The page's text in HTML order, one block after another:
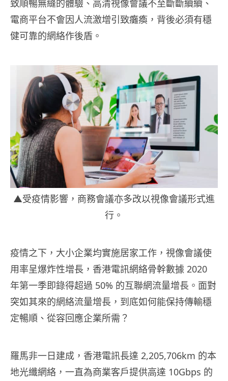
致順暢無縫的體驗、高清視像會議不至斷斷續續、
電商平台不會因人流激增引致癱瘓，背後必須有穩
健可靠的網絡作後盾。
▲受疫情影響，商務會議亦多改以視像會議形式進
行。
疫情之下，大小企業均實施居家工作，視像會議使
用率呈爆炸性增長，香港電訊網絡骨幹數據 2020
年第一季即錄得超過 50% 的互聯網流量增長。面對
突如其來的網絡流量增長，到底如何能保持傳輸穩
定暢順、從容回應企業所需？
羅馬非一日建成，香港電訊長達 2,205,706km 的本
地光纖網絡，一直為商業客戶提供高達 10Gbps 的